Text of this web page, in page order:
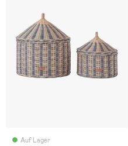
Auf Lager